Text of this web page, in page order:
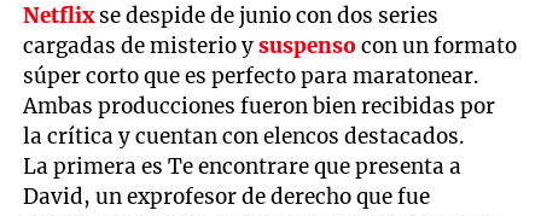
Netflixse despide de junio con dos series
cargadas de misterio ysuspensocon un formato
súper corto que es perfecto para maratonear.
Ambas producciones fueron bien recibidas por
la crítica y cuentan con elencos destacados.
La primera es Te encontrare que presenta a
David, un exprofesor de derecho que fue